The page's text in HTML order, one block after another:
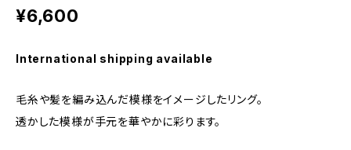
¥6,600
International shipping available
毛糸や髪を編み込んだ模様をイメージしたリング。
透かした模様が手元を華やかに彩ります。